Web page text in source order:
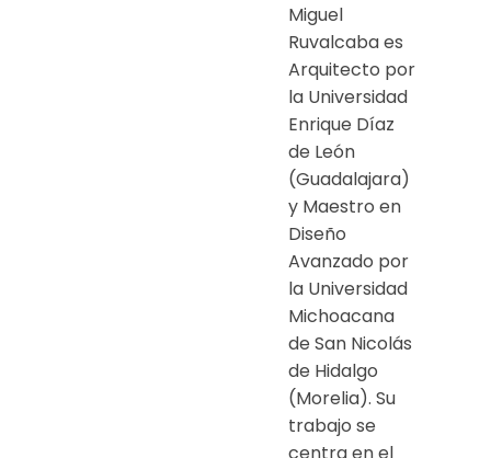
Miguel
Ruvalcaba es
Arquitecto por
la Universidad
Enrique Díaz
de León
(Guadalajara)
y Maestro en
Diseño
Avanzado por
la Universidad
Michoacana
de San Nicolás
de Hidalgo
(Morelia). Su
trabajo se
centra en el